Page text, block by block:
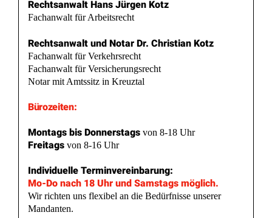
Rechtsanwalt Hans Jürgen Kotz
Fachanwalt für Arbeitsrecht
Rechtsanwalt und Notar Dr. Christian Kotz
Fachanwalt für Verkehrsrecht
Fachanwalt für Versicherungsrecht
Notar mit Amtssitz in Kreuztal
Bürozeiten:
Montags bis Donnerstags von 8-18 Uhr
Freitags von 8-16 Uhr
Individuelle Terminvereinbarung:
Mo-Do nach 18 Uhr und Samstags möglich.
Wir richten uns flexibel an die Bedürfnisse unserer
Mandanten.